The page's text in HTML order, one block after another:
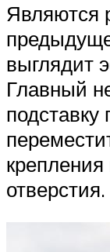
Являются
выглядит
Главный
отверстия.